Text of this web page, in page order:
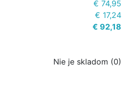
€ 74,95
€ 17,24
€ 92,18
Nie je skladom (0)